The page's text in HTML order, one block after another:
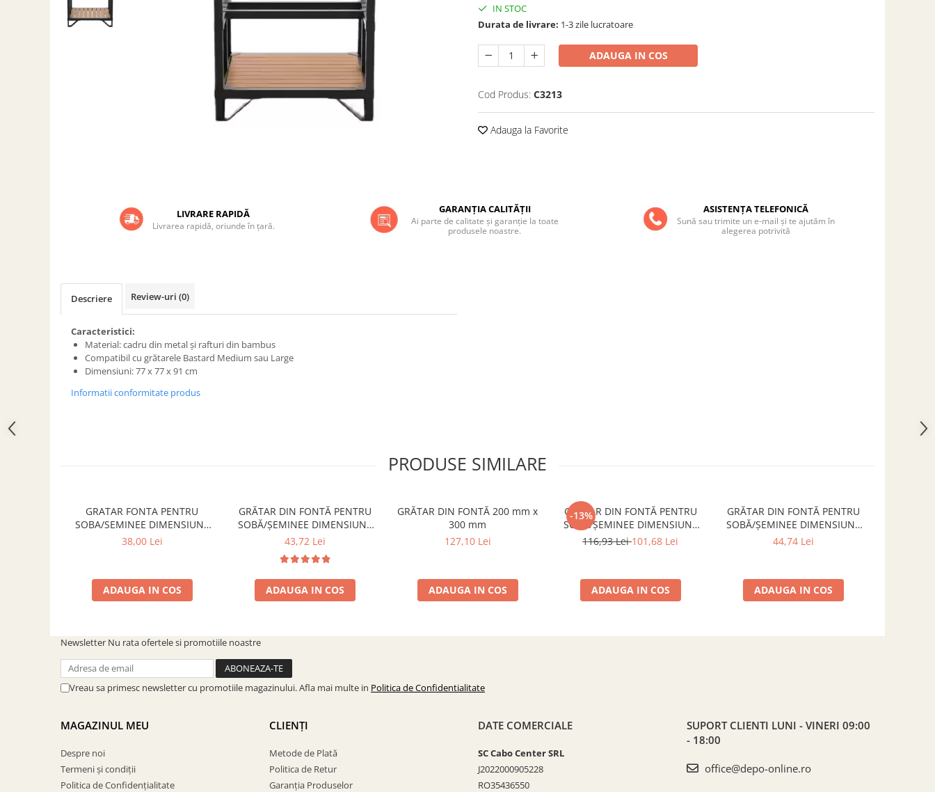
Grătare electrice
Grătare pe cărbuni
Vase pentru gătit din oțel
REDUCERI VASE DIN FONTĂ
ACCESORII PENTRU GATIT
COPERTINE ȘI PRELATE
Prelată impermeabilă din
polietilenă cu inele
COȘURI DE FUM
Coșuri de fum din inox
Baterii și accesorii
PLASE DE UMBRIRE/ ANTIGRINDINĂ
PRODUSE PENTRU GRĂDINARIT
STICLĂ TERMOREZISTENTĂ
TIMP LIBER IN NATURA
TRUSE SI ACCESORII PROFESIONALE
IN STOC
Durata de livrare: 1-3 zile lucratoare
ADAUGA IN COS
Cod Produs: C3213
Adauga la Favorite
LIVRARE RAPIDĂ
Livrarea rapidă, oriunde în țară.
GARANȚIA CALITĂȚII
Ai parte de calitate și garanție la toate
produsele noastre.
ASISTENȚA TELEFONICĂ
Sună sau trimite un e-mail și te ajutăm în
alegerea potrivită
Descriere Review-uri (0)
Caracteristici:
Material: cadru din metal și rafturi din bambus
Compatibil cu grătarele Bastard Medium sau Large
Dimensiuni: 77 x 77 x 91 cm
Informatii conformitate produs
PRODUSE SIMILARE
GRATAR FONTA PENTRU
SOBA/SEMINEE DIMENSIUNE
250x170 mm
38,00 Lei
ADAUGA IN COS
GRĂTAR DIN FONTĂ PENTRU
SOBĂ/ȘEMINEE DIMENSIUNE
300 mm x 200 mm
43,72 Lei
ADAUGA IN COS
GRĂTAR DIN FONTĂ 200 mm x
300 mm
127,10 Lei
ADAUGA IN COS
-13%
GRĂTAR DIN FONTĂ PENTRU
SOBĂ/ȘEMINEE DIMENSIUNE
400 mm x300 mm
116,93 Lei101,68 Lei
ADAUGA IN COS
GRĂTAR DIN FONTĂ PENTRU
SOBĂ/ȘEMINEE DIMENSIUNE
DIMENSIUNE 250 mm x200 mm
44,74 Lei
ADAUGA IN COS
Newsletter Nu rata ofertele si promotiile noastre
Vreau sa primesc newsletter cu promotiile magazinului. Afla mai multe in Politica de Confidentialitate
MAGAZINUL MEU
Despre noi
Termeni și condiții
Politica de Confidențialitate
CLIENȚI
Metode de Plată
Politica de Retur
Garanția Produselor
DATE COMERCIALE
SC Cabo Center SRL
J2022000905228
RO35436550
SUPORT CLIENTI LUNI - VINERI 09:00
- 18:00
office@depo-online.ro